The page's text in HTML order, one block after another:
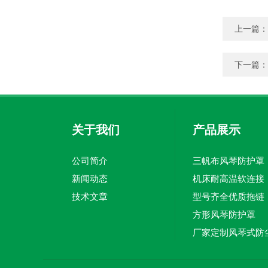
上一篇：
下一篇：
关于我们
公司简介
新闻动态
技术文章
产品展示
三帆布风琴防护罩
机床耐高温软连接
型号齐全优质拖链
方形风琴防护罩